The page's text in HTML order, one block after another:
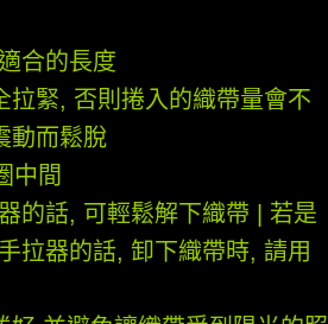
合的長度
緊, 否則捲入的織帶量會不
動而鬆脫
中間
的話, 可輕鬆解下織帶 | 若是
拉器的話, 卸下織帶時, 請用